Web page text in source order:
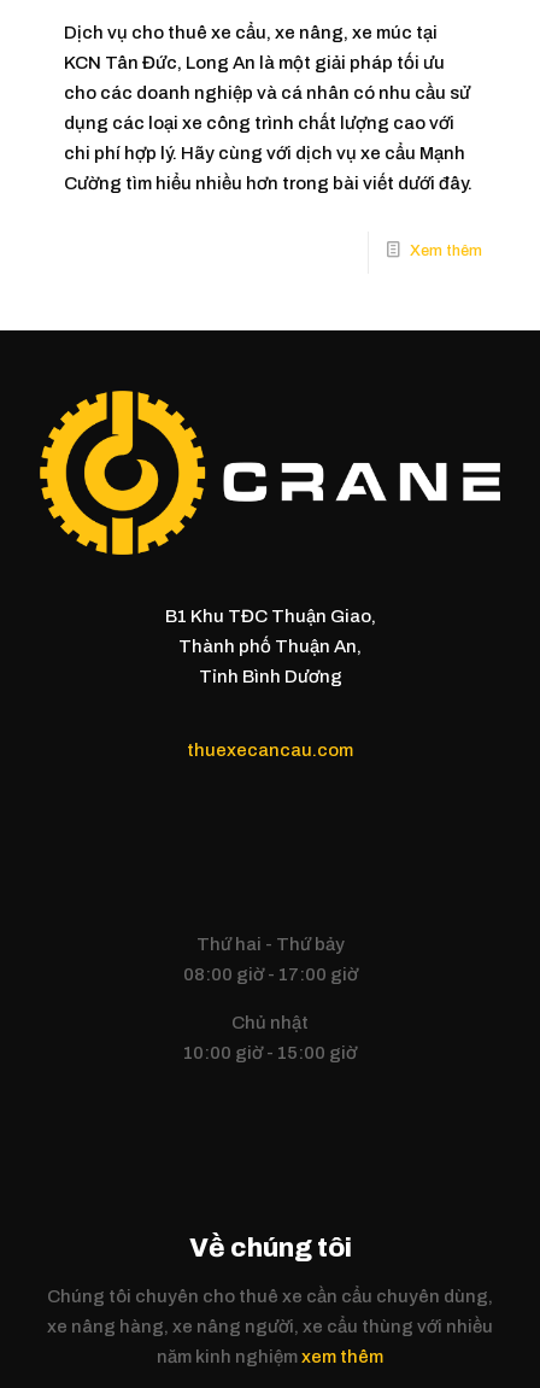
Dịch vụ cho thuê xe cẩu, xe nâng, xe múc tại
KCN Tân Đức, Long An là một giải pháp tối ưu
cho các doanh nghiệp và cá nhân có nhu cầu sử
dụng các loại xe công trình chất lượng cao với
chi phí hợp lý. Hãy cùng với dịch vụ xe cẩu Mạnh
Cường tìm hiểu nhiều hơn trong bài viết dưới đây.
B1 Khu TĐC Thuận Giao,
Thành phố Thuận An,
Tỉnh Bình Dương
thuexecancau.com
Thứ hai - Thứ bảy
08:00 giờ - 17:00 giờ
Chủ nhật
10:00 giờ - 15:00 giờ
Về chúng tôi
Chúng tôi chuyên cho thuê xe cần cẩu chuyên dùng,
xe nâng hàng, xe nâng người, xe cẩu thùng với nhiều
năm kinh nghiệmxem thêm